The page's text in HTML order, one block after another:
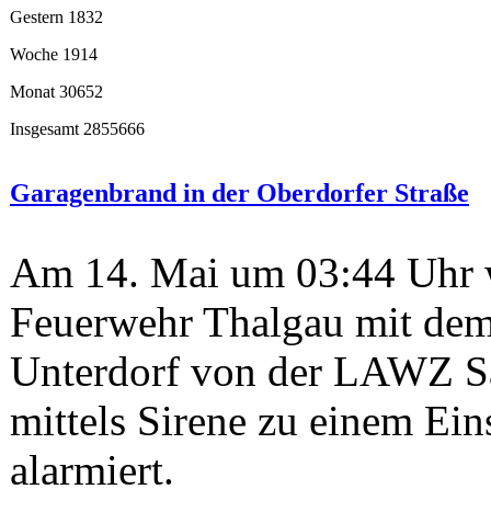
Gestern 1832
Woche 1914
Monat 30652
Insgesamt 2855666
Garagenbrand in der Oberdorfer Straße
Am 14. Mai um 03:44 Uhr
Feuerwehr Thalgau mit
Unterdorf von der LAWZ
mittels Sirene zu einem
alarmiert.